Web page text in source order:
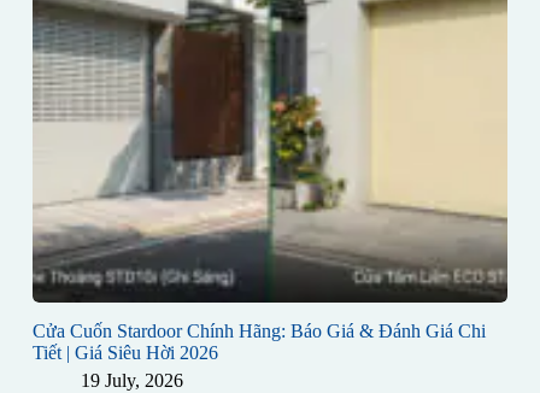
Cửa Cuốn Stardoor Chính Hãng: Báo Giá & Đánh Giá Chi
Tiết | Giá Siêu Hời 2026
19 July, 2026